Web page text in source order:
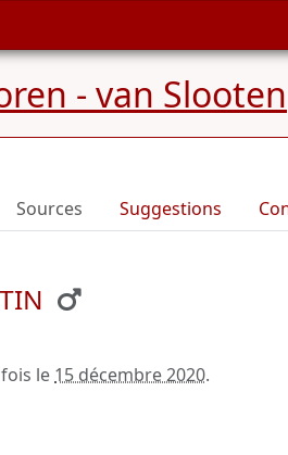
- van Slooten
Sources Suggestions
le 15 décembre 2020.